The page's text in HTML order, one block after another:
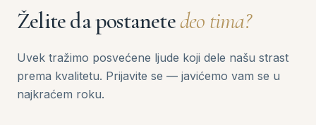
Dunavska Trilogija
Završen ekskluzivni kondominijum sa
Želite da postanetedeo tima?
Uvek tražimo posvećene ljude koji dele našu strast
prema kvalitetu. Prijavite se — javićemo vam se u
najkraćem roku.